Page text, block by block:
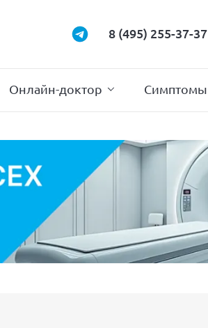
8 (495) 255-37-37
Проктология
Психотерапия
Онлайн-доктор Симптомы